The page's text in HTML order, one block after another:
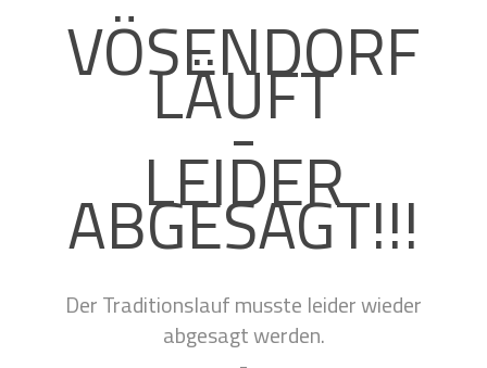
VÖSENDORF
LÄUFT
-
LEIDER
ABGESAGT!!!
Der Traditionslauf musste leider wieder
abgesagt werden.